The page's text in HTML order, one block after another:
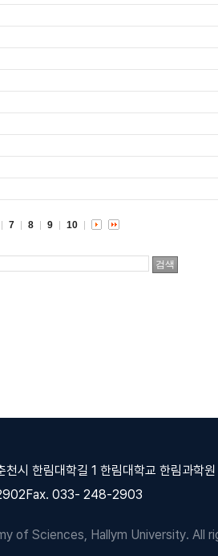
7 8 9 10
시 한림대학길 1 한림대학교 한림과학원
Fax. 033- 248-2903
of Sciences, Hallym University. All